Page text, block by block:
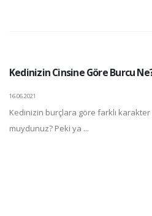
Kedinizin Cinsine Göre Burcu
16.06.2021
Kedinizin burçlara göre farklı
muydunuz? Peki ya ...